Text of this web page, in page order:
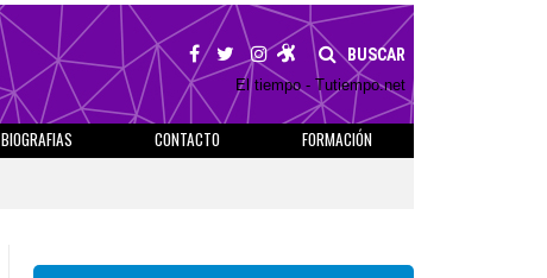
BUSCAR
El tiempo - Tutiempo.net
BIOGRAFIAS CONTACTO
FORMACIÓN